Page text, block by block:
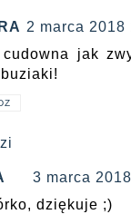
2 marca 2018
jak
3 marca
dziękuje ;)